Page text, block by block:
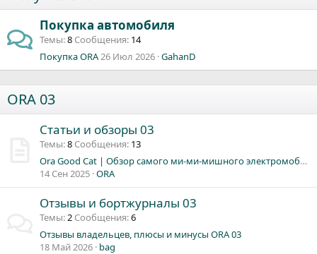
Щетки стеклоочистителя (дворники)
Статистика продаж ORA в России
Почему вы выбрали ORA 03?
Расход заряда ORA 03
Выбор дилера/СТО для прохождения ТО
Покупка автомобиля
Темы 8 Сообщения 14
Покупка ORA26 Июл 2026 GahanD
ORA 03
Статьи и обзоры 03
Темы 8 Сообщения 13
Ora Good Cat | Обзор самого ми-ми-мишного электромобиля! Чистая Энергия (Видео)
14 Сен 2025 ORA
Отзывы и бортжурналы 03
Темы 2 Сообщения 6
Отзывы владельцев, плюсы и минусы ORA 03
18 Май 2026 bag